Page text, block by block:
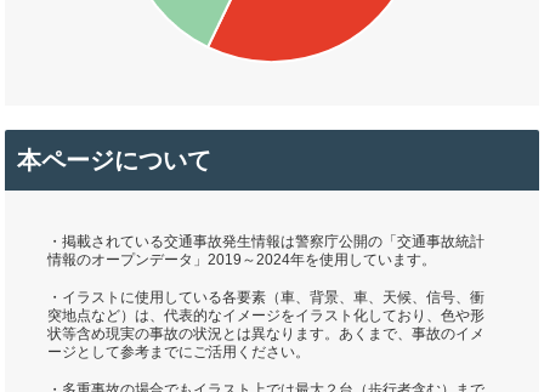
本ページについて
・掲載されている交通事故発生情報は警察庁公開の「交通事故統計
情報のオープンデータ」2019～2024年を使用しています。
・イラストに使用している各要素（車、背景、車、天候、信号、衝
突地点など）は、代表的なイメージをイラスト化しており、色や形
状等含め現実の事故の状況とは異なります。あくまで、事故のイメ
ージとして参考までにご活用ください。